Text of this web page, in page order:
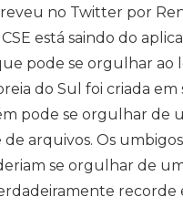
no Twitter por
está saindo do
pode se orgulhar ao
do Sul foi criada em
pode se orgulhar de
arquivos. Os
se orgulhar de
recorde